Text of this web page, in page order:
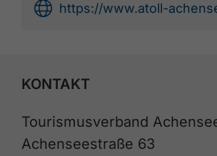
https://www.atoll-
KONTAKT
Tourismusverband
Achenseestraße 63